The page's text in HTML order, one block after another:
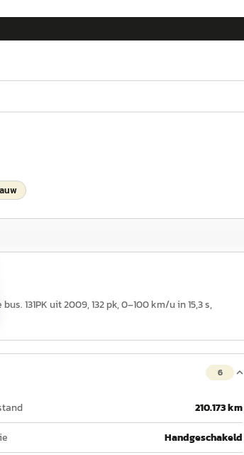
131PK uit 2009, 132 pk, 0–100 km/u in 15,3 s,
6
210.173 km
Handgeschakeld